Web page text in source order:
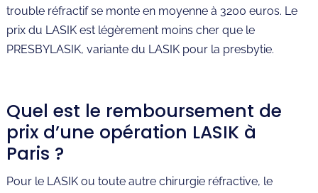
trouble réfractif se monte en moyenne à 3200 euros. Le
prix du LASIK est légèrement moins cher que le
PRESBYLASIK, variante du LASIK pour la presbytie.
Quel est le remboursement de
prix d’une opération LASIK à
Paris ?
Pour le LASIK ou toute autre chirurgie réfractive, le